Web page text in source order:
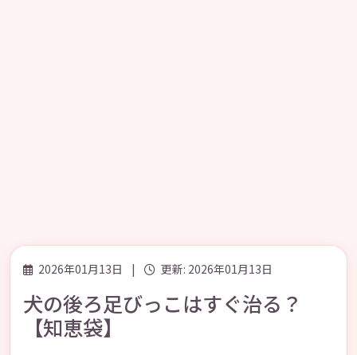
2026年01月13日 | 更新: 2026年01月13日
犬の後ろ足びっこはすぐ治る？
【知恵袋】